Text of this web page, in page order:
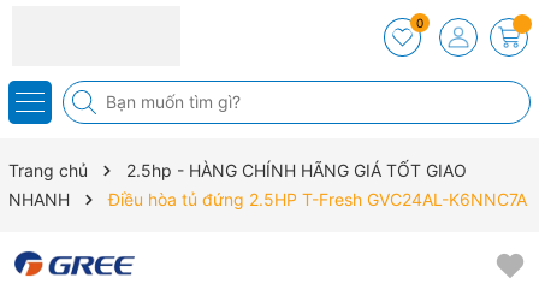
0
Trang chủ
2.5hp - HÀNG CHÍNH HÃNG GIÁ TỐT GIAO
NHANH
Điều hòa tủ đứng 2.5HP T-Fresh GVC24AL-K6NNC7A